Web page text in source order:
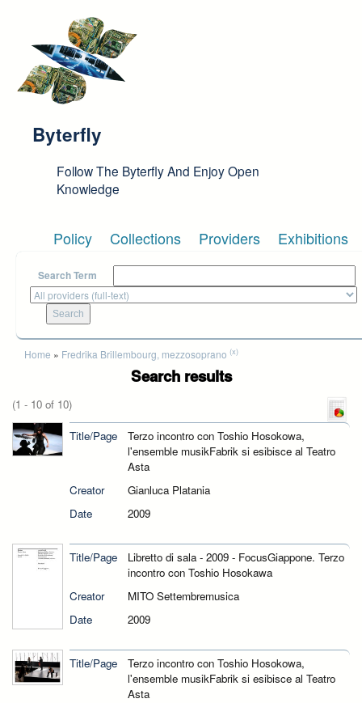
Byterfly
Follow The Byterfly And Enjoy Open
Knowledge
Policy Collections Providers Exhibitions
Search Term
You are here
Home » Fredrika Brillembourg, mezzosoprano (x)
Search results
(1 - 10 of 10)
Title/Page
Terzo incontro con Toshio Hosokowa,
l'ensemble musikFabrik si esibisce al Teatro
Asta
Creator
Gianluca Platania
Date
2009
Title/Page
Libretto di sala - 2009 - FocusGiappone. Terzo
incontro con Toshio Hosokawa
Creator
MITO Settembremusica
Date
2009
Title/Page
Terzo incontro con Toshio Hosokowa,
l'ensemble musikFabrik si esibisce al Teatro
Asta